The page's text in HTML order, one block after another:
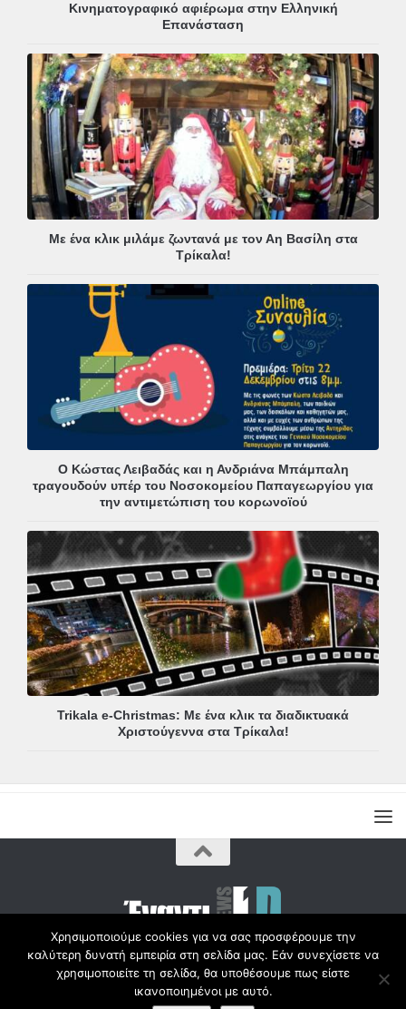
Κινηματογραφικό αφιέρωμα στην Ελληνική
Επανάσταση
Με ένα κλικ μιλάμε ζωντανά με τον Αη Βασίλη στα
Τρίκαλα!
Ο Κώστας Λειβαδάς και η Ανδριάνα Μπάμπαλη
τραγουδούν υπέρ του Νοσοκομείου Παπαγεωργίου για
την αντιμετώπιση του κορωνοϊού
Trikala e-Christmas: Με ένα κλικ τα διαδικτυακά
Χριστούγεννα στα Τρίκαλα!
Copyright © Radio1d.gr 2012-2017 |
Χρησιμοποιούμε cookies για να σας προσφέρουμε την
καλύτερη δυνατή εμπειρία στη σελίδα μας. Εάν συνεχίσετε να
χρησιμοποιείτε τη σελίδα, θα υποθέσουμε πως είστε
ικανοποιημένοι με αυτό.